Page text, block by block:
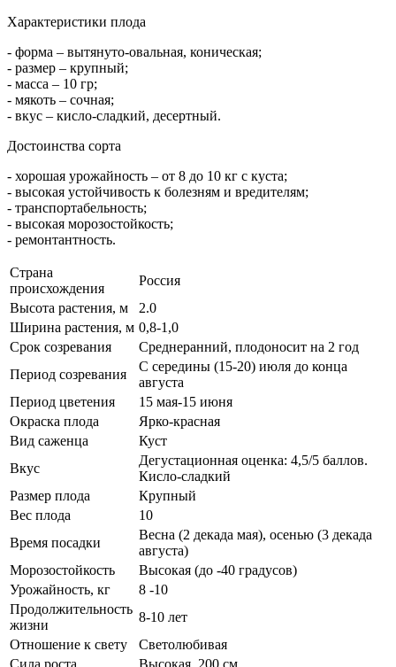
Характеристики плода
- форма – вытянуто-овальная, коническая;
- размер – крупный;
- масса – 10 гр;
- мякоть – сочная;
- вкус – кисло-сладкий, десертный.
Достоинства сорта
- хорошая урожайность – от 8 до 10 кг с куста;
- высокая устойчивость к болезням и вредителям;
- транспортабельность;
- высокая морозостойкость;
- ремонтантность.
Страна
происхождения
Россия
Высота растения, м
2.0
Ширина растения, м 0,8-1,0
Срок созревания
Среднеранний, плодоносит на 2 год
Период созревания
С середины (15-20) июля до конца
августа
Период цветения
15 мая-15 июня
Окраска плода
Ярко-красная
Вид саженца
Куст
Вкус
Дегустационная оценка: 4,5/5 баллов.
Кисло-сладкий
Размер плода
Крупный
Вес плода
10
Время посадки
Весна (2 декада мая), осенью (3 декада
августа)
Морозостойкость
Высокая (до -40 градусов)
Урожайность, кг
8 -10
Продолжительность
жизни
8-10 лет
Отношение к свету
Светолюбивая
Сила роста
Высокая, 200 см